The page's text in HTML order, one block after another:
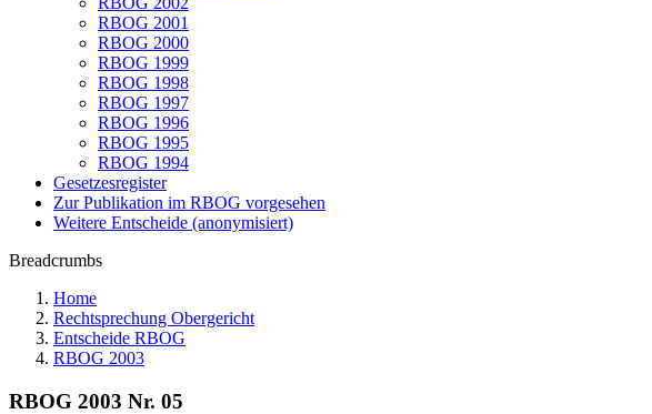
RBOG 2001
RBOG 2000
RBOG 1999
RBOG 1998
RBOG 1997
RBOG 1996
RBOG 1995
RBOG 1994
Gesetzesregister
Zur Publikation im RBOG vorgesehen
Weitere Entscheide (anonymisiert)
Breadcrumbs
Home
Rechtsprechung Obergericht
Entscheide RBOG
RBOG 2003
RBOG 2003 Nr. 05